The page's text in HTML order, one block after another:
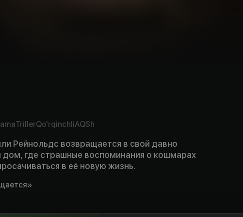
TrillerQo'rqinchliAQSh
Рейнольдс возвращается в свой давно
где страшные воспоминания о кошмарах
в её новую жизнь.